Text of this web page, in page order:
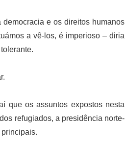
e os direitos humanos
a vê-los, é imperioso – diria
que os assuntos expostos nesta
refugiados, a presidência norte-